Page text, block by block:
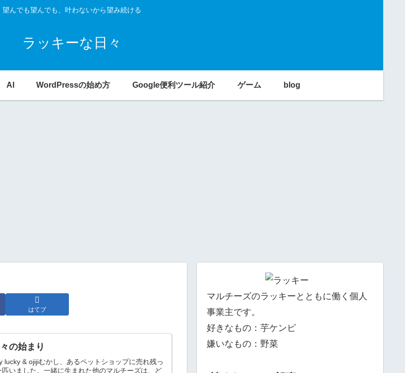
望んでも望んでも、叶わないから望み続ける
ラッキーな日々
AI WordPressの始め方 Google便利ツール紹介 ゲーム blog
はてブ
の始まり
lucky & ojijiむかし、あるペットショップに売れ残っ
いました。一緒に生まれた他のマルチーズは、ど
マルチーズのラッキーとともに働く個人
事業主です。
好きなもの：芋ケンピ
嫌いなもの：野菜